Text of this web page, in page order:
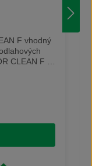
F vhodný
CLEAN F v
zařízeních
je
dle
čistidlo